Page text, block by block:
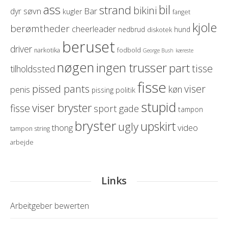
dyr søvn ass kugler Bar strand bikini bil fanget
berømtheder cheerleader nedbrud diskotek hund kjole
driver narkotika beruset fodbold George Bush kæreste
tilholdssted nøgen ingen trusserparttisse
penis pissed pants pissing politik fisse køn viser
fisseviser bryster sport gade stupid tampon
tampon string thong brysteruglyupskirtvideo
arbejde
Links
Arbeitgeber bewerten